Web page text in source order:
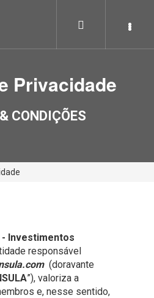
Privacidade
CONDIÇÕES
avançada
- Investimentos
responsável
(doravante
”), valoriza a
e, nesse sentido,